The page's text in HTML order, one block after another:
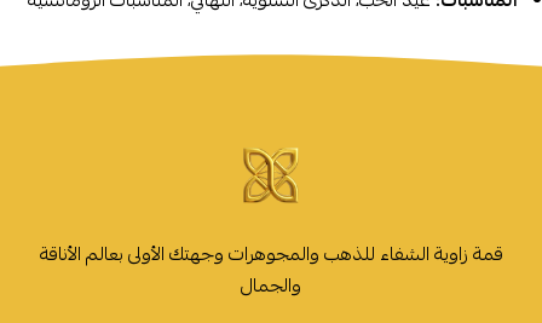
قمة زاوية الشفاء للذهب والمجوهرات وجهتك الأولى بعالم الأناقة
والجمال